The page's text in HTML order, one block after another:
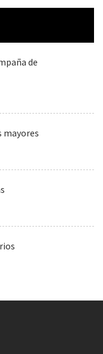
de
mayores